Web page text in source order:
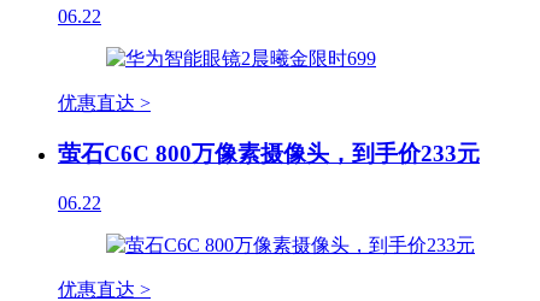
06.22
优惠直达 >
萤石C6C 800万像素摄像头，到手价233元
06.22
优惠直达 >